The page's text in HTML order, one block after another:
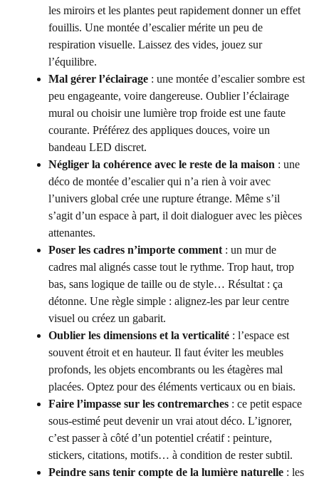
les miroirs et les plantes peut rapidement donner un effet
fouillis. Une montée d’escalier mérite un peu de
respiration visuelle. Laissez des vides, jouez sur
l’équilibre.
Mal gérer l’éclairage : une montée d’escalier sombre est
peu engageante, voire dangereuse. Oublier l’éclairage
mural ou choisir une lumière trop froide est une faute
courante. Préférez des appliques douces, voire un
bandeau LED discret.
Négliger la cohérence avec le reste de la maison : une
déco de montée d’escalier qui n’a rien à voir avec
l’univers global crée une rupture étrange. Même s’il
s’agit d’un espace à part, il doit dialoguer avec les pièces
attenantes.
Poser les cadres n’importe comment : un mur de
cadres mal alignés casse tout le rythme. Trop haut, trop
bas, sans logique de taille ou de style… Résultat : ça
détonne. Une règle simple : alignez-les par leur centre
visuel ou créez un gabarit.
Oublier les dimensions et la verticalité : l’espace est
souvent étroit et en hauteur. Il faut éviter les meubles
profonds, les objets encombrants ou les étagères mal
placées. Optez pour des éléments verticaux ou en biais.
Faire l’impasse sur les contremarches : ce petit espace
sous-estimé peut devenir un vrai atout déco. L’ignorer,
c’est passer à côté d’un potentiel créatif : peinture,
stickers, citations, motifs… à condition de rester subtil.
Peindre sans tenir compte de la lumière naturelle : les